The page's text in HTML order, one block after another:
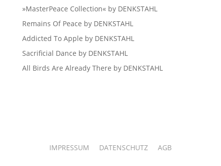
»MasterPeace Collection« by DENKSTAHL
Remains Of Peace by DENKSTAHL
Addicted To Apple by DENKSTAHL
Sacrificial Dance by DENKSTAHL
All Birds Are Already There by DENKSTAHL
IMPRESSUM DATENSCHUTZ AGB